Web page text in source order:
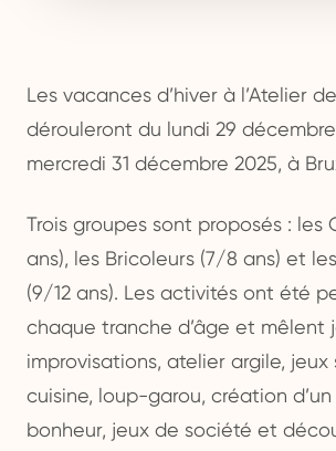
Les vacances d’hiver à l’Atelier
dérouleront du lundi 29
mercredi 31 décembre 2025, à
Trois groupes sont proposés : les
ans), les Bricoleurs (7/8 ans) et
(9/12 ans). Les activités ont été
chaque tranche d’âge et mêlent
improvisations, atelier argile, jeux
cuisine, loup-garou, création
bonheur, jeux de société et